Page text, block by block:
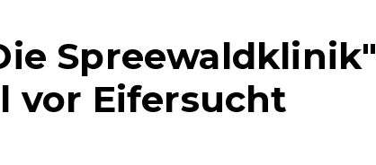
Spreewaldklinik"
vor Eifersucht